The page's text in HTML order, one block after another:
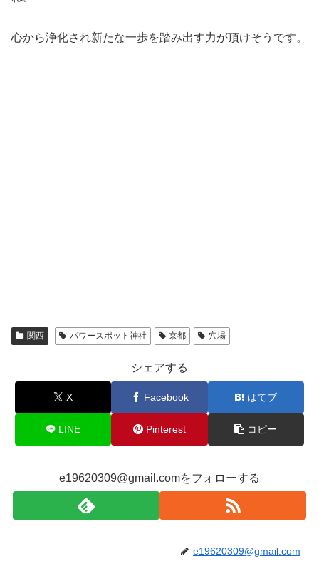
心から浄化され新たな一歩を踏み出す力が頂けそうです。
関西 パワースポット神社 京都 穴場
シェアする
X Facebook はてブ
LINE Pinterest コピー
e19620309@gmail.comをフォローする
e19620309@gmail.com